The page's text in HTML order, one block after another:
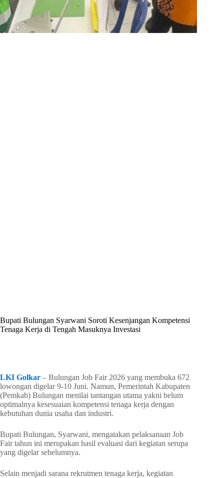
Bupati Bulungan Syarwani Soroti Kesenjangan Kompetensi
Tenaga Kerja di Tengah Masuknya Investasi
LKI Golkar – Bulungan Job Fair 2026 yang membuka 672
lowongan digelar 9-10 Juni. Namun, Pemerintah Kabupaten
(Pemkab) Bulungan menilai tantangan utama yakni belum
optimalnya kesesuaian kompetensi tenaga kerja dengan
kebutuhan dunia usaha dan industri.
Bupati Bulungan, Syarwani, mengatakan pelaksanaan Job
Fair tahun ini merupakan hasil evaluasi dari kegiatan serupa
yang digelar sebelumnya.
Selain menjadi sarana rekrutmen tenaga kerja, kegiatan